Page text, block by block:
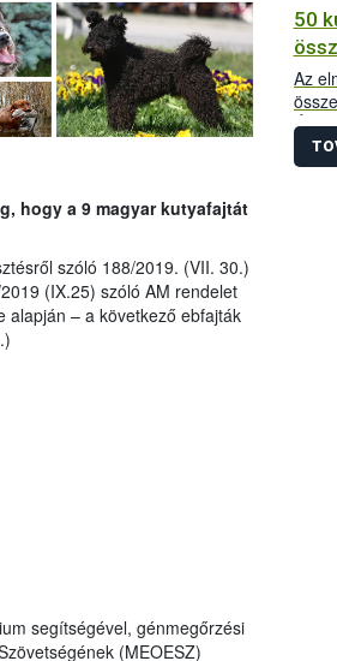
hogy a 9 magyar kutyafajtát
szóló 188/2019. (VII. 30.)
(IX.25) szóló AM rendelet
alapján – a következő ebfajták
segítségével, génmegőrzési
(MEOESZ)
50
Az
(KR